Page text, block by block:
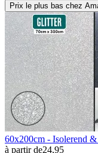
Prix le plus bas chez
60x200cm - Isolerend
à partir de24,95